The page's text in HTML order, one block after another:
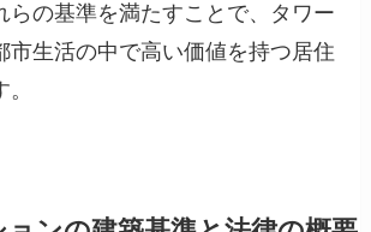
らの基準を満たすことで、タワー
市生活の中で高い価値を持つ居住